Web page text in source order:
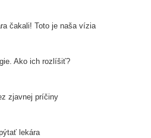
čakali! Toto je naša vízia
Ako ich rozlíšiť?
zjavnej príčiny
lekára